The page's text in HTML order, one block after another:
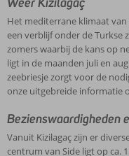
Het mediterrane klimaat
een verblijf onder de Turkse
zomers waarbij de kans op
ligt in de maanden juli en
zeebriesje zorgt voor de
onze uitgebreide informatie
Bezienswaardigheden
Vanuit Kizilagaç zijn er
centrum van Side ligt op ca.